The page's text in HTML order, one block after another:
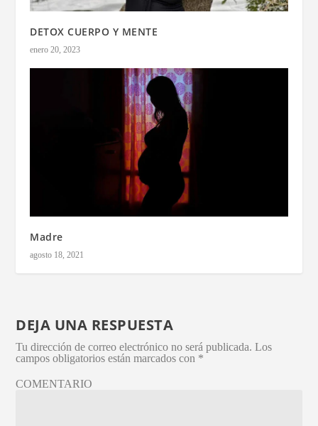
DETOX CUERPO Y MENTE
enero 20, 2023
Madre
agosto 18, 2021
DEJA UNA RESPUESTA
Tu dirección de correo electrónico no será publicada. Los
campos obligatorios están marcados con *
COMENTARIO